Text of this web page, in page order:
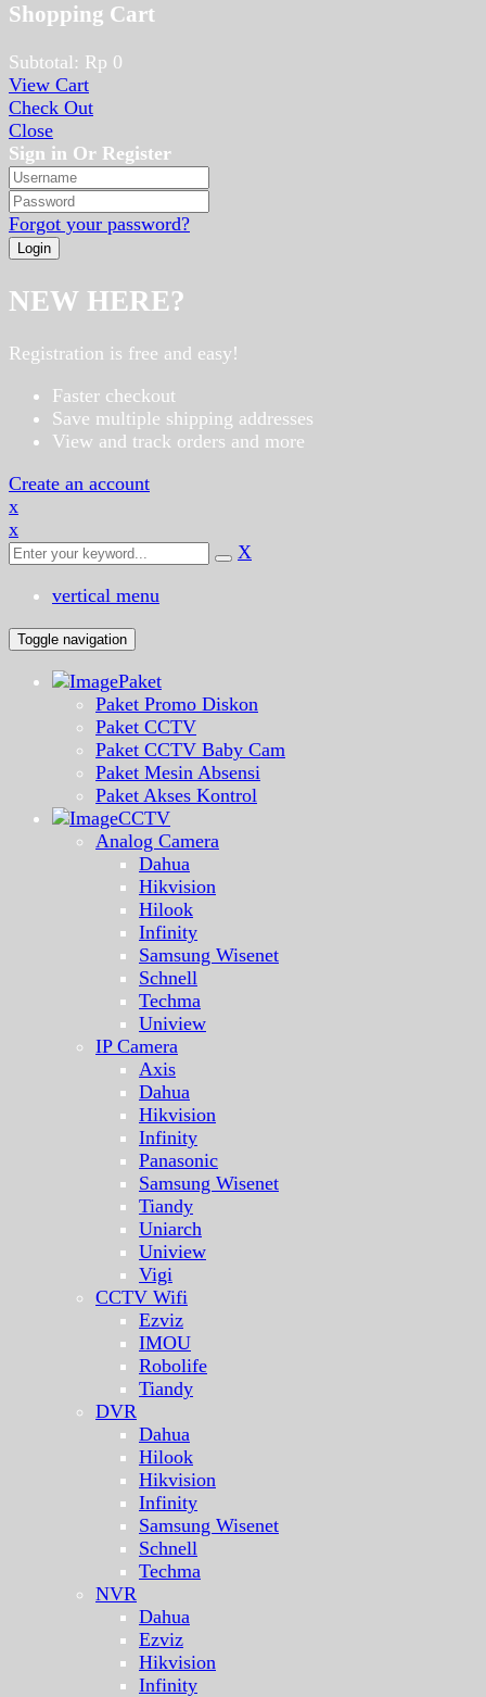
Shopping Cart
Subtotal: Rp 0
View Cart
Check Out
Close
Sign in Or Register
Forgot your password?
NEW HERE?
Registration is free and easy!
Faster checkout
Save multiple shipping addresses
View and track orders and more
Create an account
x
x
X
vertical menu
Toggle navigation
Paket
Paket Promo Diskon
Paket CCTV
Paket CCTV Baby Cam
Paket Mesin Absensi
Paket Akses Kontrol
CCTV
Analog Camera
Dahua
Hikvision
Hilook
Infinity
Samsung Wisenet
Schnell
Techma
Uniview
IP Camera
Axis
Dahua
Hikvision
Infinity
Panasonic
Samsung Wisenet
Tiandy
Uniarch
Uniview
Vigi
CCTV Wifi
Ezviz
IMOU
Robolife
Tiandy
DVR
Dahua
Hilook
Hikvision
Infinity
Samsung Wisenet
Schnell
Techma
NVR
Dahua
Ezviz
Hikvision
Infinity